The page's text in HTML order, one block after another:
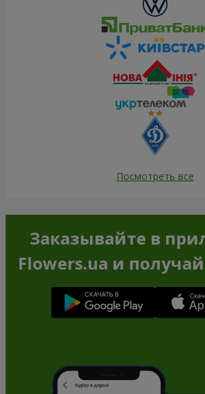
Посмотреть все
Заказывайте в
Flowers.ua и